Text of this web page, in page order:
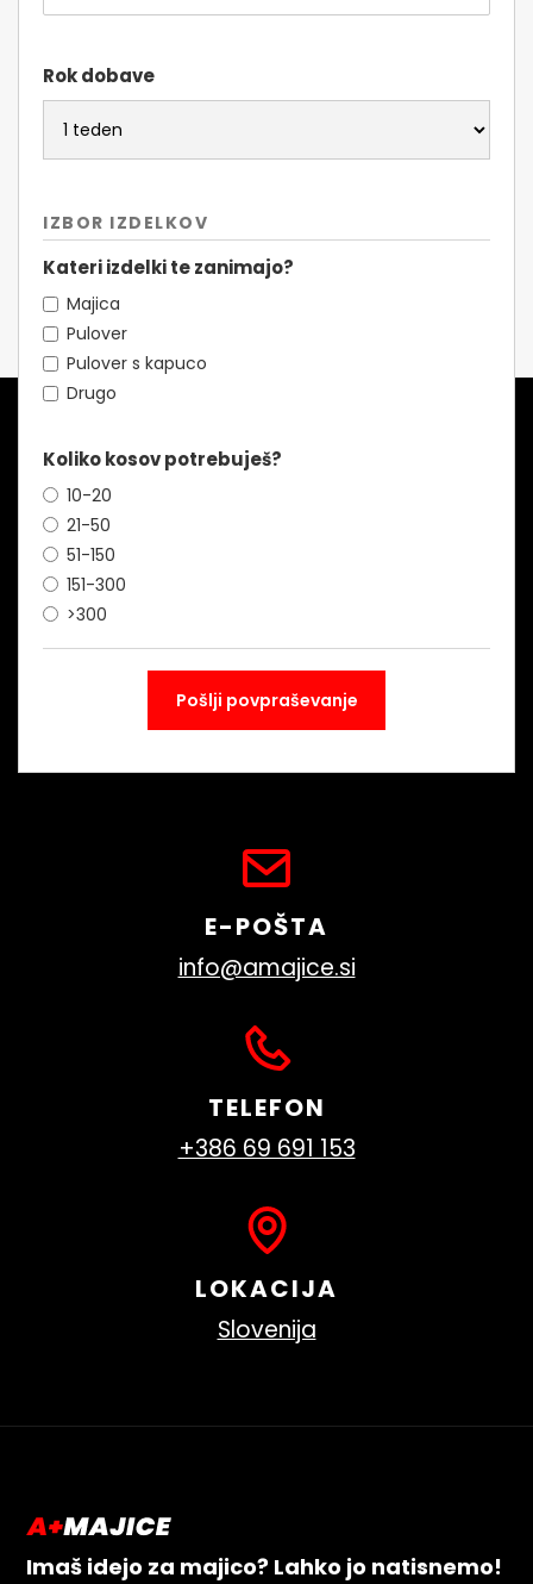
Rok dobave
IZBOR IZDELKOV
Kateri izdelki te zanimajo?
Majica
Pulover
Pulover s kapuco
Drugo
Koliko kosov potrebuješ?
10-20
21-50
51-150
151-300
>300
E-POŠTA
info@amajice.si
TELEFON
+386 69 691 153
LOKACIJA
Slovenija
Imaš idejo za majico? Lahko jo natisnemo!